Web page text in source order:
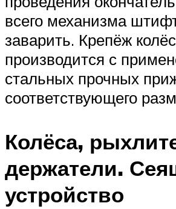
всего механизма
заварить. Крепёж
производится с
стальных прочных
соответствующего
Колёса,
держатели.
устройство